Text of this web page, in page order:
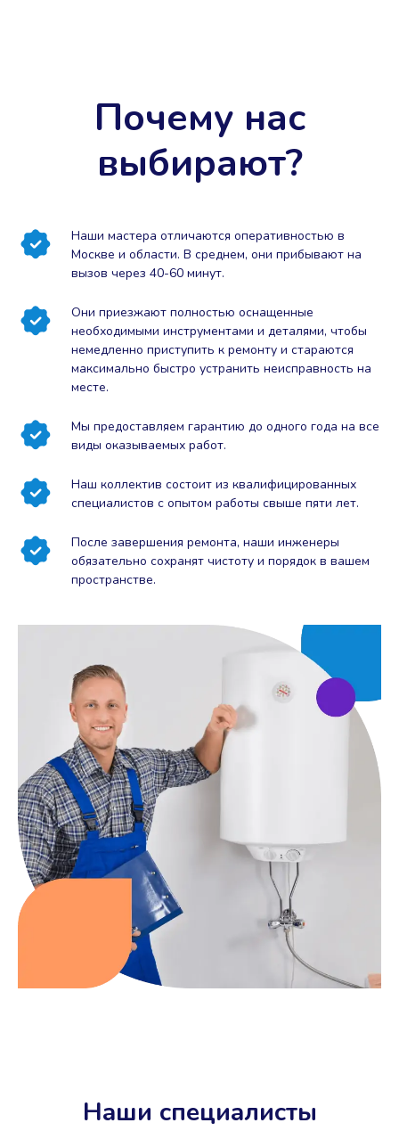
Почему нас
выбирают?
Наши мастера отличаются оперативностью в
Москве и области. В среднем, они прибывают на
вызов через 40-60 минут.
Они приезжают полностью оснащенные
необходимыми инструментами и деталями, чтобы
немедленно приступить к ремонту и стараются
максимально быстро устранить неисправность на
месте.
Мы предоставляем гарантию до одного года на все
виды оказываемых работ.
Наш коллектив состоит из квалифицированных
специалистов с опытом работы свыше пяти лет.
После завершения ремонта, наши инженеры
обязательно сохранят чистоту и порядок в вашем
пространстве.
Наши специалисты